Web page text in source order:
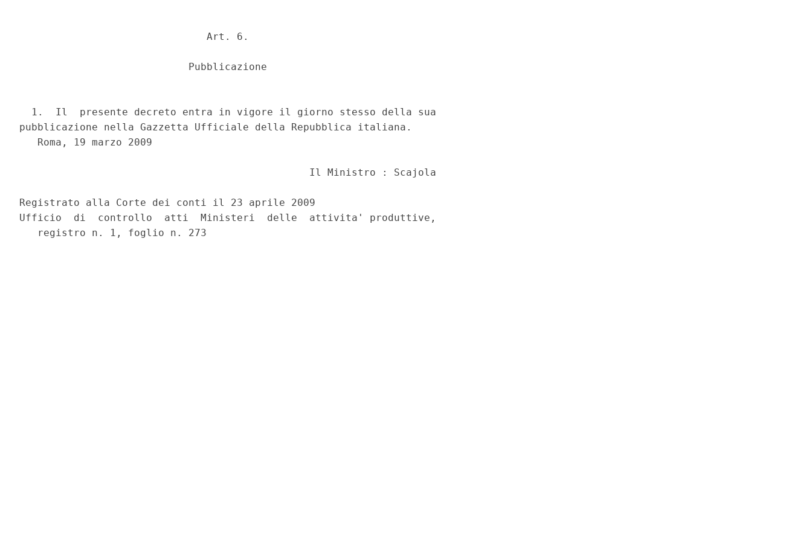
                               Art. 6.
                            Pubblicazione
  1.  Il  presente decreto entra in vigore il giorno stesso della sua
pubblicazione nella Gazzetta Ufficiale della Repubblica italiana.
   Roma, 19 marzo 2009
                                                Il Ministro : Scajola
Registrato alla Corte dei conti il 23 aprile 2009
Ufficio  di  controllo  atti  Ministeri  delle  attivita' produttive,